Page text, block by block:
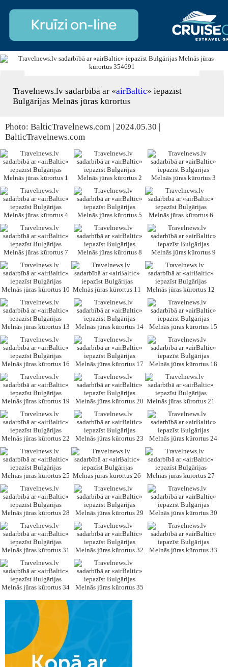
Travelnews.lv sadarbībā ar «airBaltic» iepazīst
Bulgārijas Melnās jūras kūrortus
Photo: BalticTravelnews.com | 2024.05.30 |
BalticTravelnews.com